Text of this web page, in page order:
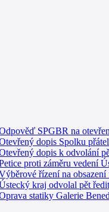
SPGBR na
dopis Spolku
dopis k odvolání
proti záměru vedení
řízení na
kraj odvolal pět
statiky Galerie